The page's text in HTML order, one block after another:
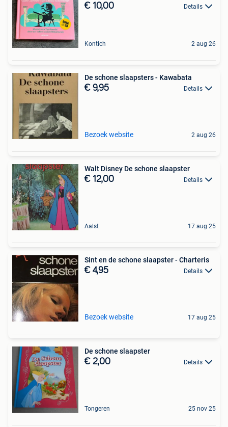
€ 10,00 Details
Kontich 2 aug 26
De schone slaapsters - Kawabata
€ 9,95 Details
Bezoek website 2 aug 26
Walt Disney De schone slaapster
€ 12,00 Details
Aalst 17 aug 25
Sint en de schone slaapster - Charteris
€ 4,95 Details
Bezoek website 17 aug 25
De schone slaapster
€ 2,00 Details
Tongeren 25 nov 25